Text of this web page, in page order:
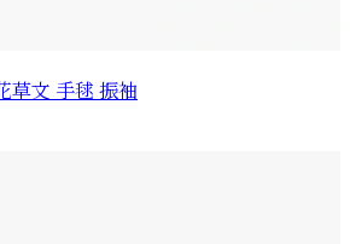
草文 手毬 振袖